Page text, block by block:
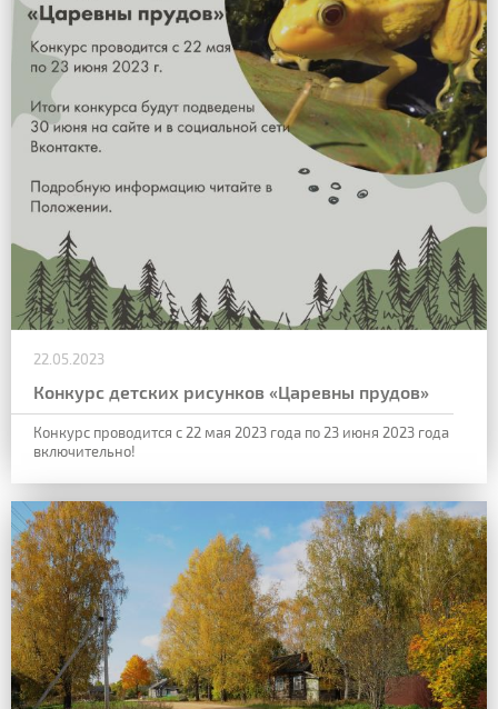
22.05.2023
Конкурс детских рисунков «Царевны прудов»
Конкурс проводится с 22 мая 2023 года по 23 июня 2023 года
включительно!